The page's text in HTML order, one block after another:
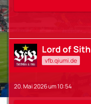
Lord of Sith
vfb.qiumi.de
20. Mai 2026 um 10:54